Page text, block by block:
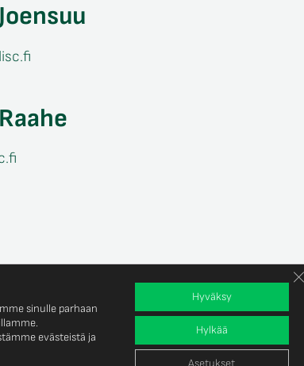
Disc Oy Tietosuojaseloste Tilaus- ja
sinulle parhaan
evästeistä ja
Hyväksy
Hylkää
Asetukset